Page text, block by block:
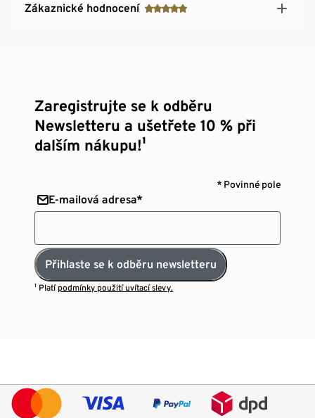
Zákaznické hodnocení
Zaregistrujte se k odběru
Newsletteru a ušetřete 10 % při
dalším nákupu!¹
* Povinné pole
E-mailová adresa*
Přihlaste se k odběru newsletteru
¹ Platí podmínky použití uvítací slevy.